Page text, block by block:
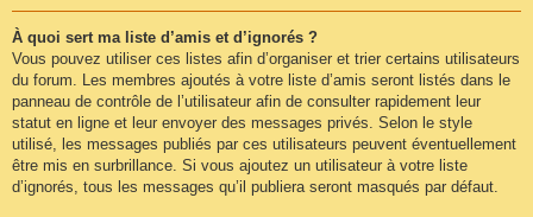
À quoi sert ma liste d’amis et d’ignorés ?
Vous pouvez utiliser ces listes afin d’organiser et trier certains utilisateurs
du forum. Les membres ajoutés à votre liste d’amis seront listés dans le
panneau de contrôle de l’utilisateur afin de consulter rapidement leur
statut en ligne et leur envoyer des messages privés. Selon le style
utilisé, les messages publiés par ces utilisateurs peuvent éventuellement
être mis en surbrillance. Si vous ajoutez un utilisateur à votre liste
d’ignorés, tous les messages qu’il publiera seront masqués par défaut.